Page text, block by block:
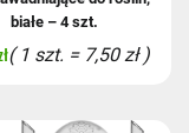
białe – 4 szt.
( 1 szt. = 7,50 zł )